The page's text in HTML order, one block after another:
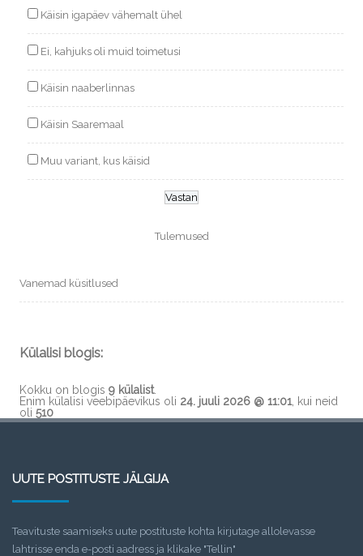
Käisin igapäev vähemalt ühel
Ei, kahjuks oli muid toimetusi
Käisin naaberlinnas
Käisin Saaremaal
Muu variant, kus käisid
Tulemused
Vanemad küsitlused
Külalisi blogis:
Kokku on blogis 9 külalist.
Enim külalisi veebipäevikus oli 24. juuli 2026 @ 11:01 , kui neid
oli 510
UUTE POSTITUSTE JÄLGIJA
Teavituste saamiseks uute postituste kohta kirjutage allolevasse
lahtrisse enda e-posti aadress ja klikake "Tellin"